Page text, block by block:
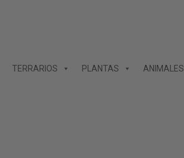
TERRARIOS PLANTAS ANIMALES